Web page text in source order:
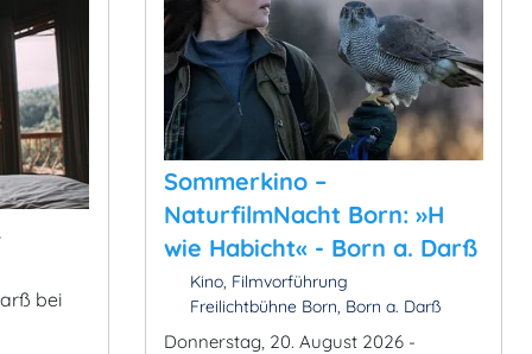
bei
Sommerkino –
NaturfilmNacht Born: »H
wie Habicht« - Born a. Darß
Kino, Filmvorführung
Freilichtbühne Born, Born a. Darß
Donnerstag, 20. August 2026 -